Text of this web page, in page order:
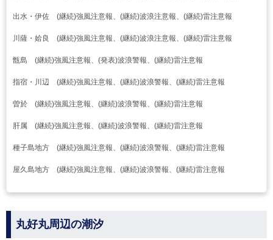
出水・伊佐 (継続)強風注意報、(継続)波浪注意報、(継続)雷注意報
川薩・姶良 (継続)強風注意報、(継続)波浪注意報、(継続)雷注意報
甑島 (継続)強風注意報、(発表)波浪警報、(継続)雷注意報
指宿・川辺 (継続)強風注意報、(継続)波浪警報、(継続)雷注意報
曽於 (継続)強風注意報、(継続)波浪警報、(継続)雷注意報
肝属 (継続)強風注意報、(継続)波浪警報、(継続)雷注意報
種子島地方 (継続)強風注意報、(継続)波浪警報、(継続)雷注意報
屋久島地方 (継続)強風注意報、(継続)波浪警報、(継続)雷注意報
丸好丸周辺の潮汐